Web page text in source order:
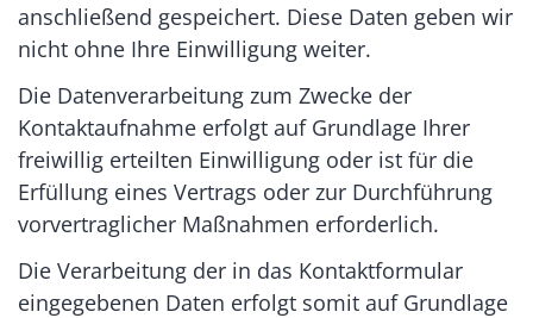
anschließend gespeichert. Diese Daten geben wir
nicht ohne Ihre Einwilligung weiter.
Die Datenverarbeitung zum Zwecke der
Kontaktaufnahme erfolgt auf Grundlage Ihrer
freiwillig erteilten Einwilligung oder ist für die
Erfüllung eines Vertrags oder zur Durchführung
vorvertraglicher Maßnahmen erforderlich.
Die Verarbeitung der in das Kontaktformular
eingegebenen Daten erfolgt somit auf Grundlage